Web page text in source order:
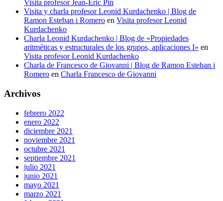
Visita profesor Jean-Éric Pin
Visita y charla profesor Leonid Kurdachenko | Blog de
Ramon Esteban i Romero en Visita profesor Leonid
Kurdachenko
Charla Leonid Kurdachenko | Blog de «Propiedades
aritméticas y estructurales de los grupos, aplicaciones I» en
Visita profesor Leonid Kurdachenko
Charla de Francesco de Giovanni | Blog de Ramon Esteban i
Romero en Charla Francesco de Giovanni
Archivos
febrero 2022
enero 2022
diciembre 2021
noviembre 2021
octubre 2021
septiembre 2021
julio 2021
junio 2021
mayo 2021
marzo 2021